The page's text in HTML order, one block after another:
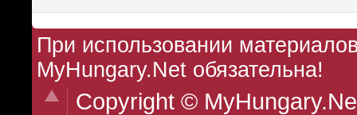
При использовании
MyHungary.Net обязательна!
Copyright ©